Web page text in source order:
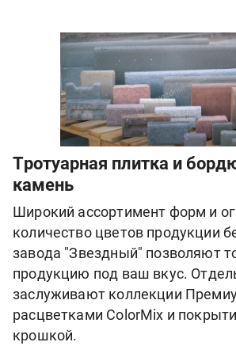
Тротуарная плитка и
камень
Широкий ассортимент форм и
количество цветов продукции
завода "Звездный" позволяют
продукцию под ваш вкус.
заслуживают коллекции
расцветками ColorMix и
крошкой.